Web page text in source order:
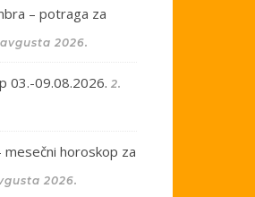
– potraga za
avgusta 2026.
03.-09.08.2026. 2.
mesečni horoskop za
2026.